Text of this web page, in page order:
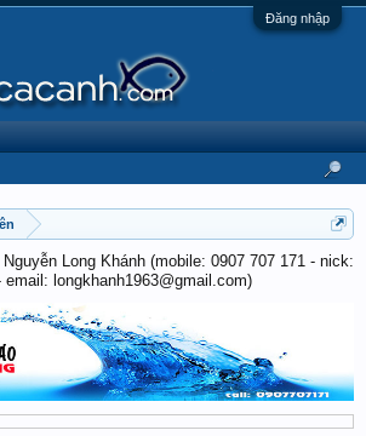
Đăng nhập
Long Khánh (mobile: 0907 707 171 - nick:
email: longkhanh1963@gmail.com)